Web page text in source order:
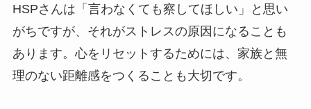
HSPさんは「言わなくても察してほしい」と思い
がちですが、それがストレスの原因になることも
あります。心をリセットするためには、家族と無
理のない距離感をつくることも大切です。